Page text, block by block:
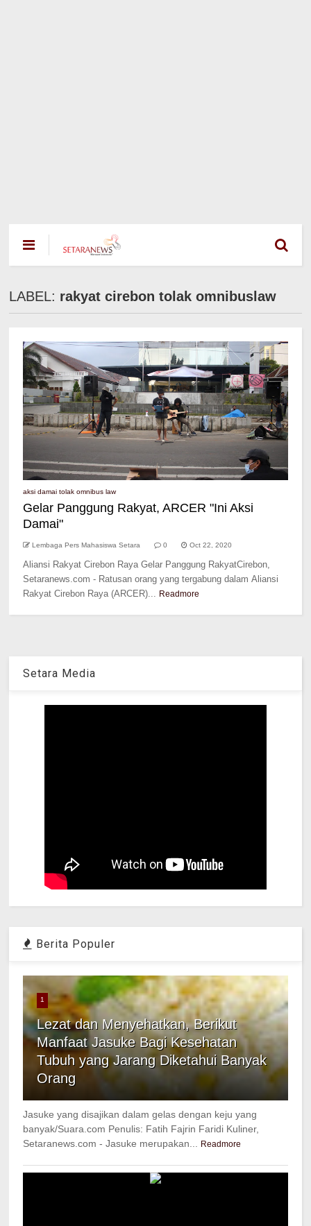
LABEL: rakyat cirebon tolak omnibuslaw
aksi damai tolak omnibus law
Gelar Panggung Rakyat, ARCER "Ini Aksi
Damai"
Lembaga Pers Mahasiswa Setara 0 Oct 22, 2020
Aliansi Rakyat Cirebon Raya Gelar Panggung RakyatCirebon,
Setaranews.com - Ratusan orang yang tergabung dalam Aliansi
Rakyat Cirebon Raya (ARCER)... Readmore
Setara Media
Berita Populer
1
Lezat dan Menyehatkan, Berikut
Manfaat Jasuke Bagi Kesehatan
Tubuh yang Jarang Diketahui Banyak
Orang
Jasuke yang disajikan dalam gelas dengan keju yang
banyak/Suara.com Penulis: Fatih Fajrin Faridi Kuliner,
Setaranews.com - Jasuke merupakan...
Readmore